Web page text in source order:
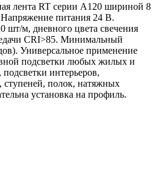
лента RT серии A120 шириной 8
питания 24 В.
шт/м, дневного цвета свечения
CRI>85. Минимальный
Универсальное применение
подсветки любых жилых и
интерьеров,
полок, натяжных
установка на профиль.